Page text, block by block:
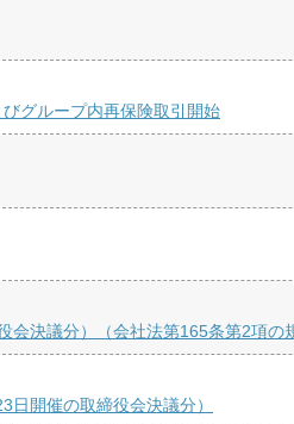
グループ内再保険取引開始
決議分）（会社法第165条第2項の
開催の取締役会決議分）